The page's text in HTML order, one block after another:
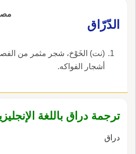
الدّرّاق
(نت) الخَوْخ، شجر مثمر من
أشجار الفواكه.
ترجمة دراق باللغة
دراق